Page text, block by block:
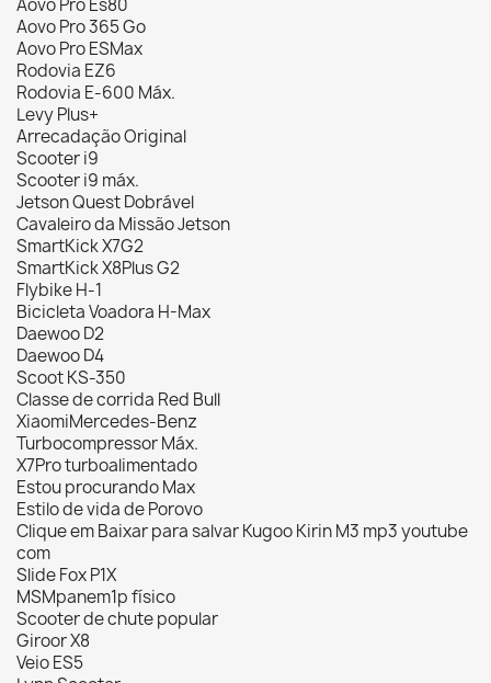
Aovo Pro Es80
Aovo Pro 365 Go
Aovo Pro ESMax
Rodovia EZ6
Rodovia E-600 Máx.
Levy Plus+
Arrecadação Original
Scooter i9
Scooter i9 máx.
Jetson Quest Dobrável
Cavaleiro da Missão Jetson
SmartKick X7G2
SmartKick X8Plus G2
Flybike H-1
Bicicleta Voadora H-Max
Daewoo D2
Daewoo D4
Scoot KS-350
Classe de corrida Red Bull
XiaomiMercedes-Benz
Turbocompressor Máx.
X7Pro turboalimentado
Estou procurando Max
Estilo de vida de Porovo
Clique em Baixar para salvar Kugoo Kirin M3 mp3 youtube
com
Slide Fox P1X
MSMpanem1p físico
Scooter de chute popular
Giroor X8
Veio ES5